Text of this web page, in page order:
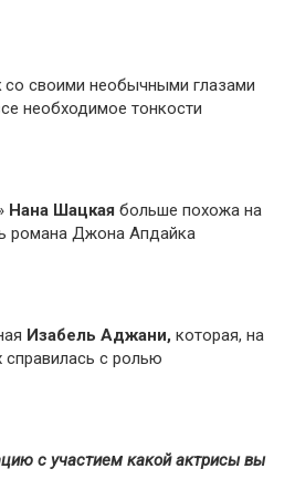
со своими необычными глазами
необходимое тонкости
Нана Шацкая больше похожа на
романа Джона Апдайка
Изабель Аджани, которая, на
справилась с ролью
с участием какой актрисы вы